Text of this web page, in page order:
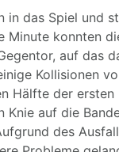
in das Spiel und
konnten
auf das
Kollisionen
Hälfte der
auf die
des